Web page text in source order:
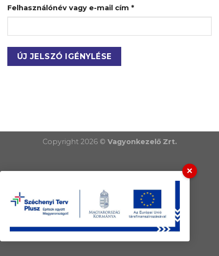
Felhasználónév vagy e-mail cím *
Kötelező
ÚJ JELSZÓ IGÉNYLÉSE
×
Copyright 2026 © Vagyonkezelő Zrt.